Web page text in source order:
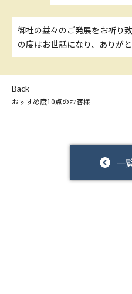
御社の益々のご発展をお祈り
の度はお世話になり、ありが
Back
おすすめ度10点のお客様
一